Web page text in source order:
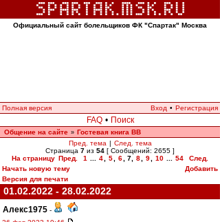
Официальный сайт болельщиков ФК "Спартак" Москва
Полная версия Вход • Регистрация
FAQ • Поиск
Общение на сайте » Гостевая книга ВВ
Пред. тема | След. тема
Страница 7 из 54 [ Сообщений: 2655 ]
На страницу Пред. 1 4 5 6 7 8 9 10 54
След.
Начать новую тему
Добавить
Версия для печати
01.02.2022 - 28.02.2022
Алекс1975 -